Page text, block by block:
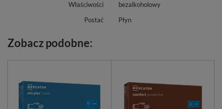
Właściwości
bezalkoholowy
Postać
Płyn
Zobacz podobne: